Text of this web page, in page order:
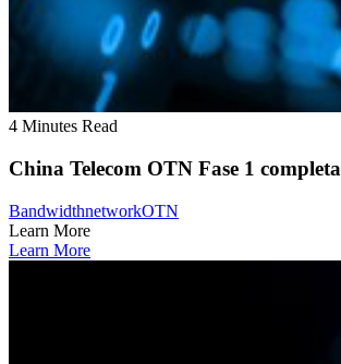
4 Minutes Read
China Telecom OTN Fase 1 completa
BandwidthnetworkOTN
Learn More
Learn More